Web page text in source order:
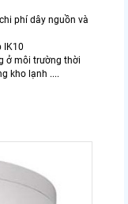
phí dây nguồn và
IK10
ở môi trường thời
kho lạnh ....